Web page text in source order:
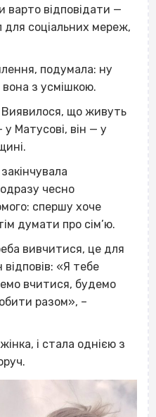
варто відповідати —
соціальних мереж,
подумала: ну
вона з усмішкою.
Виявилося, що живуть
Матусові, він — у
чесно
спершу хоче
думати про сім’ю.
вивчитися, це для
«Я тебе
вчитися, будемо
разом», –
і стала однією з